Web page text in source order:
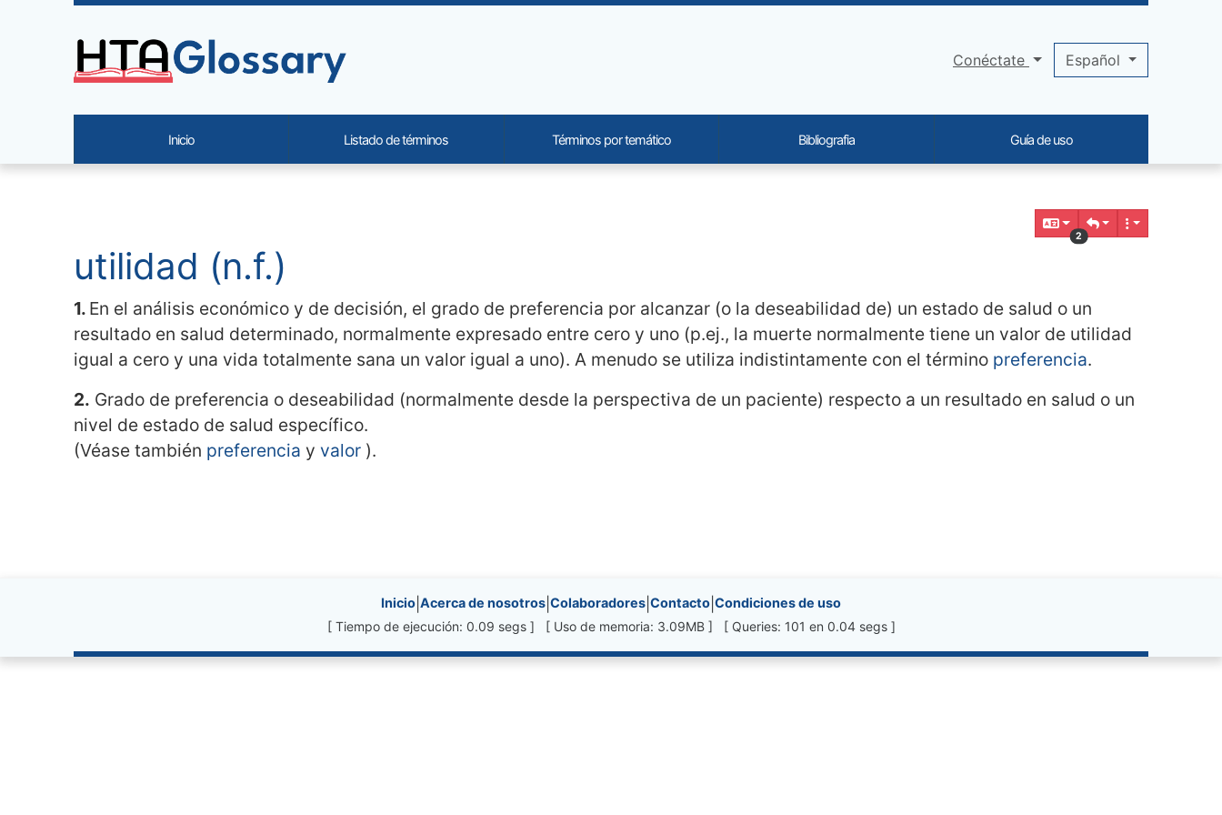
Navigation and related functionality and content
2
utilidad (n.f.)
1. En el análisis económico y de decisión, el grado de preferencia por alcanzar (o la deseabilidad de) un estado de salud o un
resultado en salud determinado, normalmente expresado entre cero y uno (p.ej., la muerte normalmente tiene un valor de utilidad
igual a cero y una vida totalmente sana un valor igual a uno). A menudo se utiliza indistintamente con el término preferencia.
2. Grado de preferencia o deseabilidad (normalmente desde la perspectiva de un paciente) respecto a un resultado en salud o un
nivel de estado de salud específico.
(Véase también preferencia y valor).
Site information, links, etc.
Inicio Acerca de nosotros Colaboradores Contacto Condiciones de uso
[ Tiempo de ejecución: 0.09 segs ] [ Uso de memoria: 3.09MB ] [ Queries: 101 en 0.04 segs ]
Site identity, navigation, etc.
Conéctate Español
Inicio Listado de términos Términos por temático Bibliografia Guía de uso